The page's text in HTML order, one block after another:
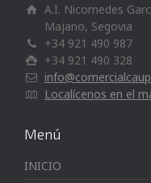
A.I. Nicomedes
Majano, Segovia
+34 921 490 987
+34 921 490 328
Localícenos en el
Menú
INICIO